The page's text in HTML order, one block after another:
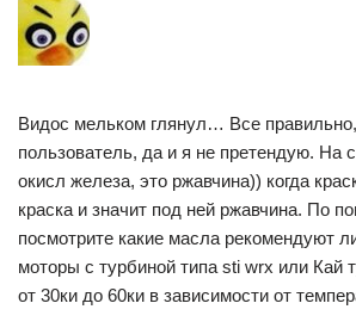
Видос мельком глянул… Все
пользователь, да и я не претендую. На
окисл железа, это ржавчина)) когда
краска и значит под ней ржавчина. По
посмотрите какие масла рекомендуют
моторы с турбиной типа sti wrx или Кай
от 30ки до 60ки в зависимости от